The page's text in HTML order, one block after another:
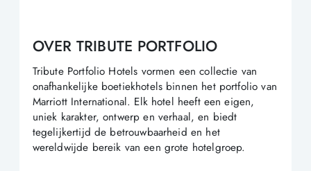
OVER TRIBUTE PORTFOLIO
Tribute Portfolio Hotels vormen een collectie van
onafhankelijke boetiekhotels binnen het portfolio van
Marriott International. Elk hotel heeft een eigen,
uniek karakter, ontwerp en verhaal, en biedt
tegelijkertijd de betrouwbaarheid en het
wereldwijde bereik van een grote hotelgroep.